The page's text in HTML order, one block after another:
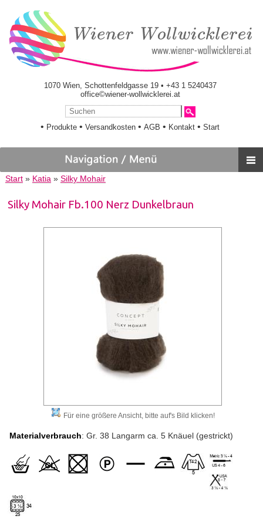
1070 Wien, Schottenfeldgasse 19 • +43 1 5240437
office©wiener-wollwicklerei.at
• Produkte •Versandkosten •AGB • Kontakt •Start
Start» Katia» Silky Mohair
Silky Mohair Fb.100 Nerz Dunkelbraun
Für eine größere Ansicht, bitte auf's Bild klicken!
Materialverbrauch: Gr. 38 Langarm ca. 5 Knäuel (gestrickt)